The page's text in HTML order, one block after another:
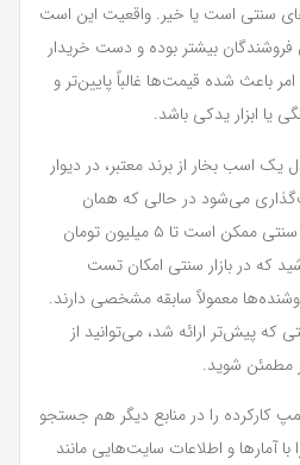
سنتی است یا خیر. واقعیت این است
فروشندگان بیشتر بوده و دست خریدار
باعث شده قیمت‌ها غالباً پایین‌تر و
یا ابزار یدکی باشد.
اسب بخار از برند معتبر، در دیوار
قیمت‌گذاری می‌شود در حالی که همان
دستگاه در برخی فروشگاه‌های سنتی ممکن است تا ۵ میلیون تومان
که در بازار سنتی امکان تست
معمولاً سابقه مشخصی دارند.
که پیش‌تر ارائه شد، می‌توانید از
مطمئن شوید.
کارکرده را در منابع دیگر هم جستجو
آمارها و اطلاعات سایت‌هایی مانند